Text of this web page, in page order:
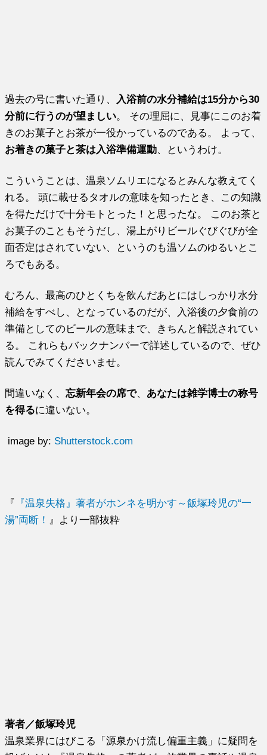
過去の号に書いた通り、
入浴前の水分補給は15分から30
分前に行うのが望ましい。 その理屈に、見事にこのお着
きのお菓子とお茶が一役かっているのである。 よって、
お着きの菓子と茶は入浴準備運動、というわけ。
こういうことは、温泉ソムリエになるとみんな教えてく
れる。 頭に載せるタオルの意味を知ったとき、この知識
を得ただけで十分モトとった！と思ったな。 このお茶と
お菓子のこともそうだし、湯上がりビールぐびぐびが全
面否定はされていない、というのも温ソムのゆるいとこ
ろでもある。
むろん、最高のひとくちを飲んだあとにはしっかり水分
補給をすべし、となっているのだが、入浴後の夕食前の
準備としてのビールの意味まで、きちんと解説されてい
る。 これらもバックナンバーで詳述しているので、ぜひ
読んでみてくださいませ。
間違いなく、忘新年会の席で、 あなたは雑学博士の称号
を得るに違いない。
image by: Shutterstock.com
『
『温泉失格』著者がホンネを明かす～飯塚玲児の“一
湯”両断！
』より一部抜粋
著者／飯塚玲児
温泉業界にはびこる「源泉かけ流し偏重主義」に疑問を